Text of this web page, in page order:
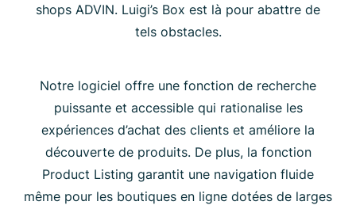
shops ADVIN. Luigi’s Box est là pour abattre de
tels obstacles.
Notre logiciel offre une fonction de recherche
puissante et accessible qui rationalise les
expériences d’achat des clients et améliore la
découverte de produits. De plus, la fonction
Product Listing garantit une navigation fluide
même pour les boutiques en ligne dotées de larges